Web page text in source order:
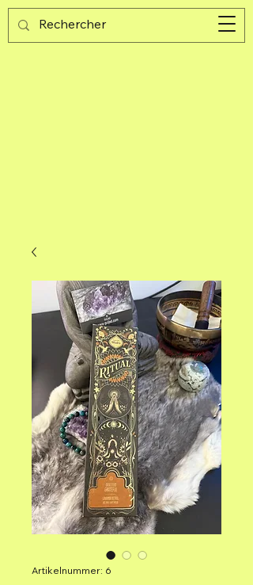
Guijad
Artikelnummer: 6